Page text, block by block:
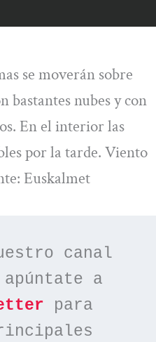
se moverán sobre
bastantes nubes y con
En el interior las
por la tarde. Viento
Euskalmet
canal
a
para